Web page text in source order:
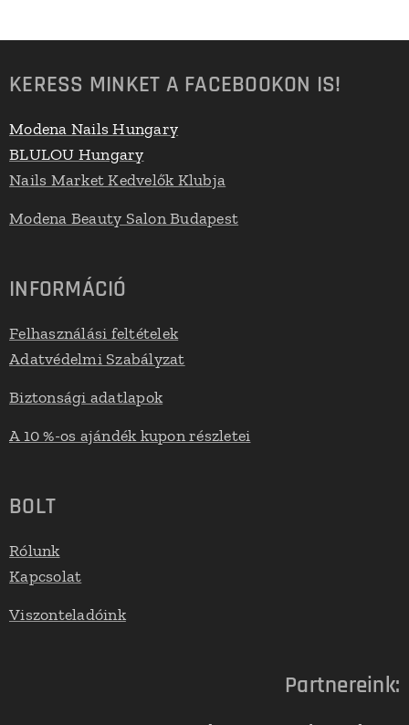
KERESS MINKET A FACEBOOKON IS!
Modena Nails Hungary
BLULOU Hungary
Nails Market Kedvelők Klubja
Modena Beauty Salon Budapest
INFORMÁCIÓ
Felhasználási feltételek
Adatvédelmi Szabályzat
Biztonsági adatlapok
A 10 %-os ajándék kupon részletei
BOLT
Rólunk
Kapcsolat
Viszonteladóink
Partnereink: